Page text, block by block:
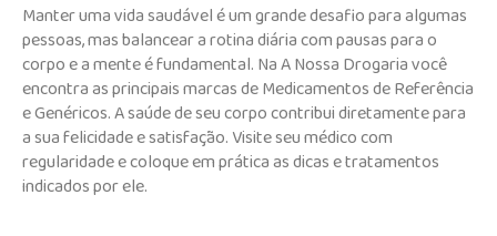
Manter uma vida saudável é um grande desafio para algumas
pessoas, mas balancear a rotina diária com pausas para o
corpo e a mente é fundamental. Na A Nossa Drogaria você
encontra as principais marcas de Medicamentos de Referência
e Genéricos. A saúde de seu corpo contribui diretamente para
a sua felicidade e satisfação. Visite seu médico com
regularidade e coloque em prática as dicas e tratamentos
indicados por ele.